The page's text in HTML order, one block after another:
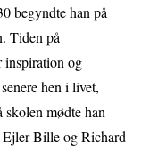
begyndte han på
Tiden på
inspiration og
hen i livet,
mødte han
Ejler Bille og Richard